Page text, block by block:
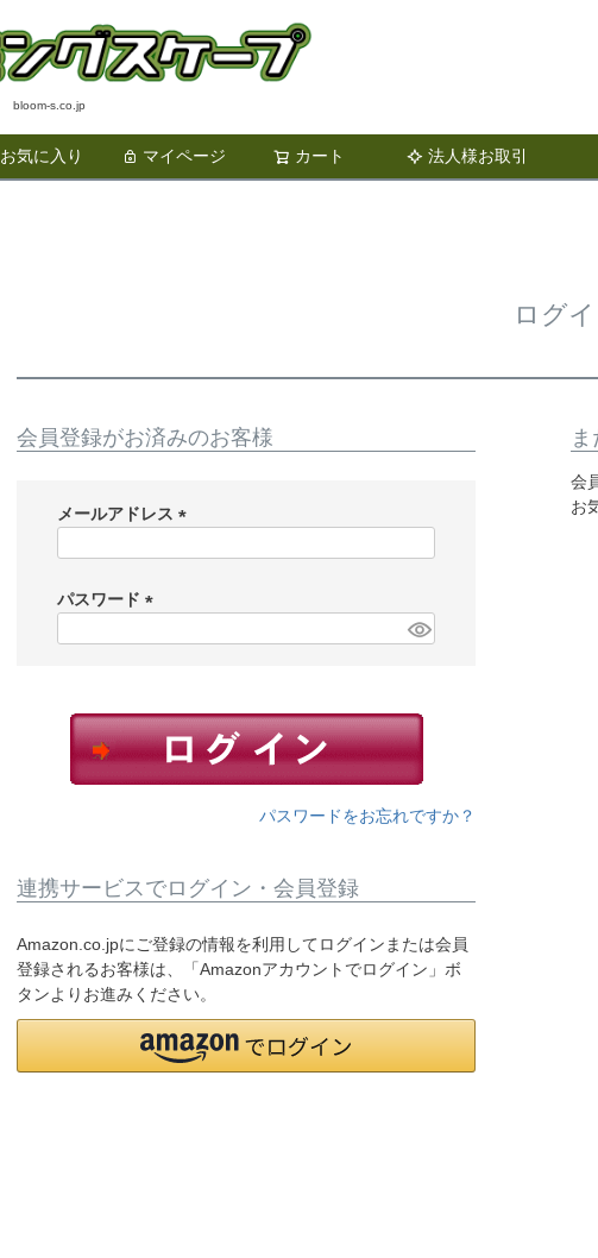
bloom-s.co.jp
お気に入り マイページ カート 法人様お取引
検索
ログ
会員登録がお済みのお客様
メールアドレス
)
パスワード
パスワードをお忘れですか？
連携サービスでログイン・会員登録
Amazon.co.jpにご登録の情報を利用してログインまたは会員
登録されるお客様は、「Amazonアカウントでログイン」ボ
タンよりお進みください。
会
お